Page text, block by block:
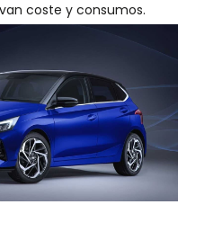
coste y consumos.